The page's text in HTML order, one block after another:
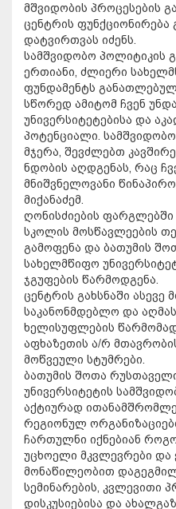
მშვიდობის პროცესების
ცენტრის ფუნქციონირება
დატვირთვას იძენს.
სამშვიდობო პოლიტიკის
ერთიანი, ძლიერი
ფუნდამენტს
სწორედ ამიტომ ჩვენ
უნივერსიტეტებისა და
პოტენციალი.
მჯერა, შევძლებთ
ნდობის აღდგენას, რაც
მნიშვნელოვანი
მიქანაძემ.
ღონისძიების
სკოლის მოსწავლეების
გამოფენა და ბათუმის
სახელმწიფო
ჯგუფების წარმოდგენა.
ცენტრის გახსნაში ასევე
საკანონმდებლო და
ხელისუფლების
აფხაზეთის ა/რ
მოწვეული სტუმრები.
ბათუმის შოთა
უნივერსიტეტის
აქტიურად
რეგიონულ
ჩართულნი იქნებიან
უცხოელი მკვლევრები და
მონაწილეობით
სემინარების, კვლევითი
დისკუსიებისა და